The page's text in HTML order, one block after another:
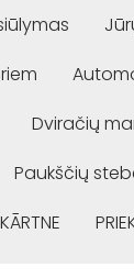
Dviračių
Paukščių